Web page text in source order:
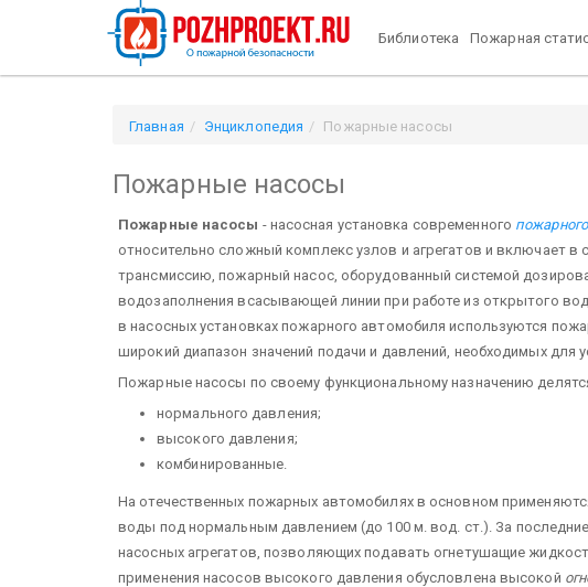
Библиотека Пожарная
Главная Энциклопедия Пожарные насосы
Пожарные насосы
Пожарные насосы - насосная установка современного
относительно сложный комплекс узлов и агрегатов и включает в
трансмиссию, пожарный насос, оборудованный системой
водозаполнения всасывающей линии при работе из открытого
в насосных установках пожарного автомобиля используются
широкий диапазон значений подачи и давлений, необходимых для
Пожарные насосы по своему функциональному назначению
нормального давления;
высокого давления;
комбинированные.
На отечественных пожарных автомобилях в основном
воды под нормальным давлением (до 100 м. вод. ст.). За
насосных агрегатов, позволяющих подавать огнетушащие
применения насосов высокого давления обусловлена высокой